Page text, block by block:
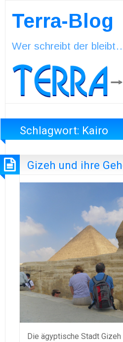
Terra-Blog
Wer schreibt der
Schlagwort: Kairo
Gizeh und ihre
Die ägyptische Stadt